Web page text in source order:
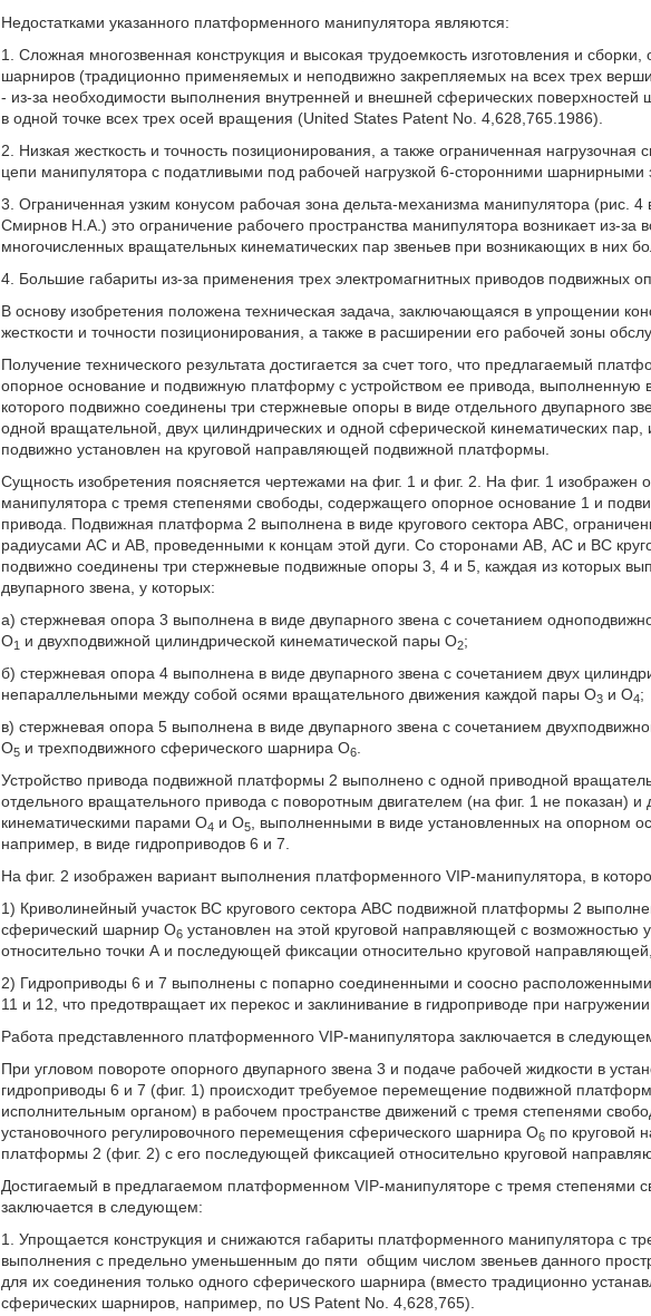
Недостатками указанного платформенного манипулятора являются:
1. Сложная многозвенная конструкция и высокая трудоемкость изготовления и
шарниров (традиционно применяемых и неподвижно закрепляемых на всех трех
- из-за необходимости выполнения внутренней и внешней сферических
в одной точке всех трех осей вращения (United States Patent No. 4,628,765.1986).
2. Низкая жесткость и точность позиционирования, а также ограниченная нагрузочная
цепи манипулятора с податливыми под рабочей нагрузкой 6-сторонними шарнирными
3. Ограниченная узким конусом рабочая зона дельта-механизма манипулятора (рис. 4
Смирнов Н.А.) это ограничение рабочего пространства манипулятора возникает из-за
многочисленных вращательных кинематических пар звеньев при возникающих в них
4. Большие габариты из-за применения трех электромагнитных приводов подвижных
В основу изобретения положена техническая задача, заключающаяся в упрощении
жесткости и точности позиционирования, а также в расширении его рабочей зоны
Получение технического результата достигается за счет того, что предлагаемый
опорное основание и подвижную платформу с устройством ее привода, выполненную в
которого подвижно соединены три стержневые опоры в виде отдельного двупарного
одной вращательной, двух цилиндрических и одной сферической кинематических
подвижно установлен на круговой направляющей подвижной платформы.
Сущность изобретения поясняется чертежами на фиг. 1 и фиг. 2. На фиг. 1 изображен
манипулятора с тремя степенями свободы, содержащего опорное основание 1 и
привода. Подвижная платформа 2 выполнена в виде кругового сектора ABC,
радиусами АС и АВ, проведенными к концам этой дуги. Со сторонами АВ, АС и ВС
подвижно соединены три стержневые подвижные опоры 3, 4 и 5, каждая из которых
двупарного звена, у которых:
а) стержневая опора 3 выполнена в виде двупарного звена с сочетанием
O1 и двухподвижной цилиндрической кинематической пары O2;
б) стержневая опора 4 выполнена в виде двупарного звена с сочетанием двух
непараллельными между собой осями вращательного движения каждой пары O3 и O4;
в) стержневая опора 5 выполнена в виде двупарного звена с сочетанием
O5 и трехподвижного сферического шарнира O6
Устройство привода подвижной платформы 2 выполнено с одной приводной
отдельного вращательного привода с поворотным двигателем (на фиг. 1 не показан)
кинематическими парами O4 и O5
, выполненными в виде установленных на опорном
например, в виде гидроприводов 6 и 7.
На фиг. 2 изображен вариант выполнения платформенного VIP-манипулятора, в
1) Криволинейный участок ВС кругового сектора ABC подвижной платформы 2
сферический шарнир O6 установлен на этой круговой направляющей с возможностью
относительно точки А и последующей фиксации относительно круговой
2) Гидроприводы 6 и 7 выполнены с попарно соединенными и соосно
11 и 12, что предотвращает их перекос и заклинивание в гидроприводе при
Работа представленного платформенного VIP-манипулятора заключается в
При угловом повороте опорного двупарного звена 3 и подаче рабочей жидкости в
гидроприводы 6 и 7 (фиг. 1) происходит требуемое перемещение подвижной
исполнительным органом) в рабочем пространстве движений с тремя степенями
установочного регулировочного перемещения сферического шарнира O6 по круговой
платформы 2 (фиг. 2) с его последующей фиксацией относительно круговой
Достигаемый в предлагаемом платформенном VIP-манипуляторе с тремя степенями
заключается в следующем:
1. Упрощается конструкция и снижаются габариты платформенного манипулятора с
выполнения с предельно уменьшенным до пяти общим числом звеньев данного
для их соединения только одного сферического шарнира (вместо традиционно
сферических шарниров, например, по US Patent No. 4,628,765).